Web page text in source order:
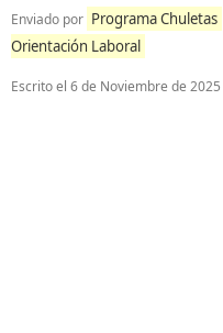
Enviado por Programa Chuletas
Orientación Laboral
Escrito el 6 de Noviembre de 2025